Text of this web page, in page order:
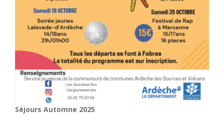
Séjours Automne 2025